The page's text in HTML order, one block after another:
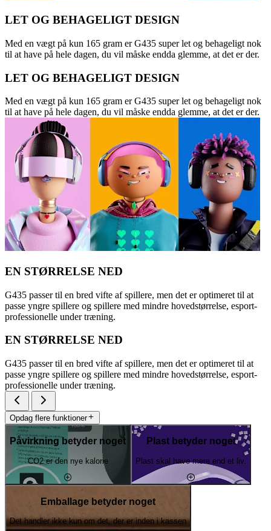
LET OG BEHAGELIGT DESIGN
Med en vægt på kun 165 gram er G435 super let og behageligt nok
til at have på hele dagen, du vil måske endda glemme, at det er der.
LET OG BEHAGELIGT DESIGN
Med en vægt på kun 165 gram er G435 super let og behageligt nok
til at have på hele dagen, du vil måske endda glemme, at det er der.
EN STØRRELSE NED
G435 passer til en bred vifte af spillere, men det er optimeret til at
passe yngre spillere og spillere med mindre hovedstørrelse, esport-
professionelle under træning.
EN STØRRELSE NED
G435 passer til en bred vifte af spillere, men det er optimeret til at
passe yngre spillere og spillere med mindre hovedstørrelse, esport-
professionelle under træning.
Opdag flere funktioner
Påvirkning betyder noget
CO2 er den nye kalorie
Plast betyder noget
Plast skal have mere end et liv.
Emballage betyder noget
Det handler ikke kun om det, der er inden i kassen